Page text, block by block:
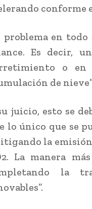
conforme
problema en
Es decir,
o
de
juicio, esto se
lo único que se
la
La manera
la